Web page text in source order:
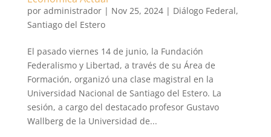
por administrador| Nov 25, 2024| Diálogo Federal,
Santiago del Estero
El pasado viernes 14 de junio, la Fundación
Federalismo y Libertad, a través de su Área de
Formación, organizó una clase magistral en la
Universidad Nacional de Santiago del Estero. La
sesión, a cargo del destacado profesor Gustavo
Wallberg de la Universidad de...